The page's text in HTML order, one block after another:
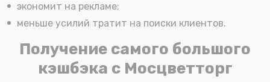
экономит на рекламе;
меньше усилий тратит на поиски клиентов.
Получение самого большого
кэшбэка с Мосцветторг